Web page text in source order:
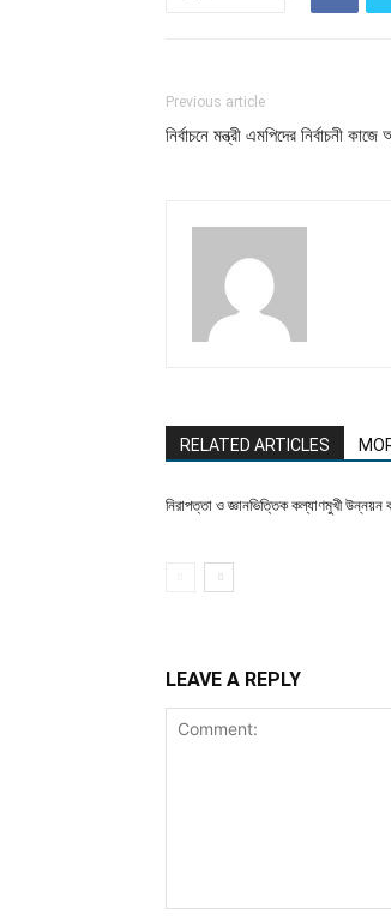
Previous article
নির্বাচনে মন্ত্রী এমপিদের নির্বাচনী
RELATED ARTICLES
নিরাপত্তা ও জ্ঞানভিত্তিক কল্যাণমুখী উন্নয়ন
LEAVE A REPLY